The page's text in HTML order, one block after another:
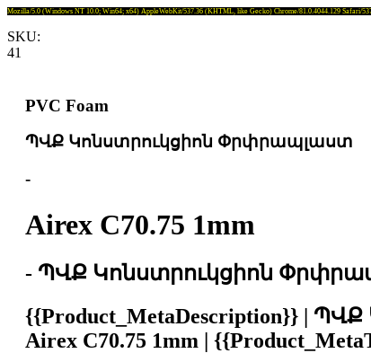
Mozilla/5.0 (Windows NT 10.0; Win64; x64) AppleWebKit/537.36 (KHTML, like Gecko) Chrome/81.0.4044.129 Safari/
SKU:
41
PVC Foam
ՊՎՔ Կոնստրուկցիոն Փրփրապլաստ
-
Airex C70.75 1mm
- ՊՎՔ Կոնստրուկցիոն
{{Product_MetaDescription}} |
Airex C70.75 1mm |